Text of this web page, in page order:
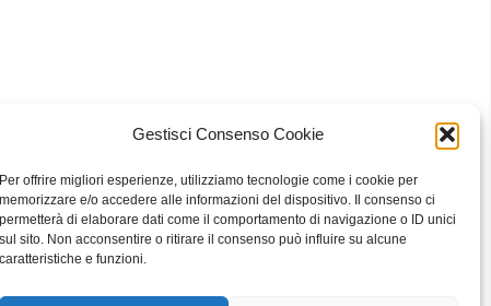
Gestisci Consenso Cookie
Per offrire migliori esperienze, utilizziamo tecnologie come i cookie per
memorizzare e/o accedere alle informazioni del dispositivo. Il consenso ci
permetterà di elaborare dati come il comportamento di navigazione o ID unici
sul sito. Non acconsentire o ritirare il consenso può influire su alcune
caratteristiche e funzioni.
to keep the information up to date and correct, we make no
or the information, products, services, or related graphics
at your own risk.